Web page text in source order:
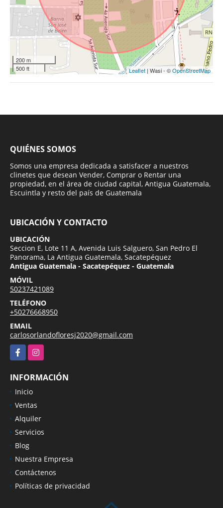
200 m
500 ft
Leaflet | Wasi - ©OpenStreetMap
QUIÉNES SOMOS
Somos una empresa dedicada a satisfacer a nuestros
clinetes que desean Vender, Comprar o Rentar una
propiedad, en el área de ciudad capital, Antigua Guatemala,
Escuintla y resto del país de Guatemala
UBICACIÓN Y CONTACTO
UBICACIÓN
Seccion E, Lote 11 A, Avenida Luis Salguero, San Pedro El
Panorama, La Antigua Guatemala, Sacatepéquez
Antigua Guatemala - Sacatepéquez - Guatemala
MÓVIL
50237421089
TELÉFONO
+50276668950
EMAIL
carlosorlandofloresj2020@gmail.com
FacebookInstagram
INFORMACIÓN
Inicio
Ventas
Alquiler
Servicios
Blog
Nuestra Empresa
Contáctenos
Políticas de privacidad